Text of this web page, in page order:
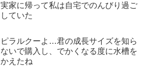
実家に帰って私は自宅でのんびり過ご
していた
ピラルクーよ…君の成長サイズを知ら
ないで購入し、でかくなる度に水槽を
かえたね